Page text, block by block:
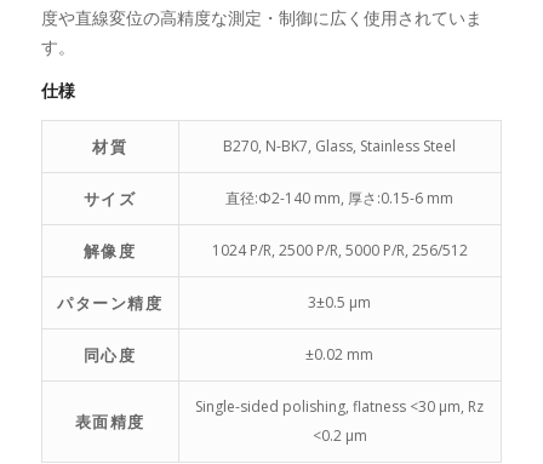
度や直線変位の高精度な測定・制御に広く使用されていま
す。
仕様
材質 B270, N-BK7, Glass, Stainless Steel
サイズ 直径:Φ2-140 mm, 厚さ:0.15-6 mm
解像度 1024 P/R, 2500 P/R, 5000 P/R, 256/512
パターン精度 3±0.5 μm
同心度 ±0.02 mm
表面精度
Single-sided polishing, flatness <30 μm, Rz
<0.2 μm